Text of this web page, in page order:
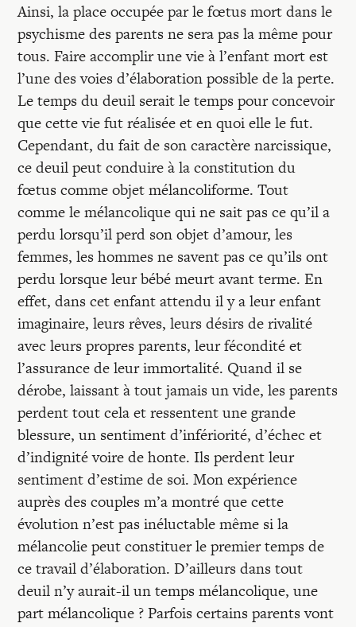
Ainsi, la place occupée par le fœtus mort dans le
psychisme des parents ne sera pas la même pour
tous. Faire accomplir une vie à l’enfant mort est
l’une des voies d’élaboration possible de la perte.
Le temps du deuil serait le temps pour concevoir
que cette vie fut réalisée et en quoi elle le fut.
Cependant, du fait de son caractère narcissique,
ce deuil peut conduire à la constitution du
fœtus comme objet mélancoliforme. Tout
comme le mélancolique qui ne sait pas ce qu’il a
perdu lorsqu’il perd son objet d’amour, les
femmes, les hommes ne savent pas ce qu’ils ont
perdu lorsque leur bébé meurt avant terme. En
effet, dans cet enfant attendu il y a leur enfant
imaginaire, leurs rêves, leurs désirs de rivalité
avec leurs propres parents, leur fécondité et
l’assurance de leur immortalité. Quand il se
dérobe, laissant à tout jamais un vide, les parents
perdent tout cela et ressentent une grande
blessure, un sentiment d’infériorité, d’échec et
d’indignité voire de honte. Ils perdent leur
sentiment d’estime de soi. Mon expérience
auprès des couples m’a montré que cette
évolution n’est pas inéluctable même si la
mélancolie peut constituer le premier temps de
ce travail d’élaboration. D’ailleurs dans tout
deuil n’y aurait-il un temps mélancolique, une
part mélancolique ? Parfois certains parents vont